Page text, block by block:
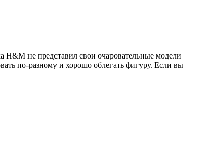
не представил свои очаровательные модели
по-разному и хорошо облегать фигуру. Если вы